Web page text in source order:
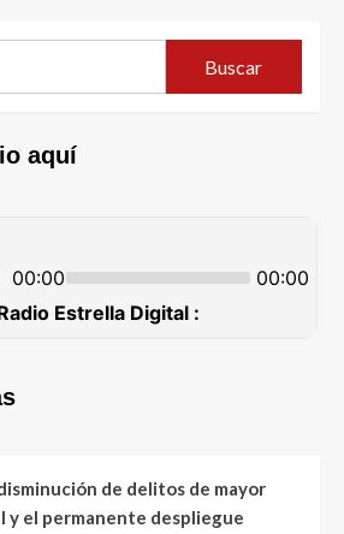
aquí
de delitos de mayor
y el permanente despliegue